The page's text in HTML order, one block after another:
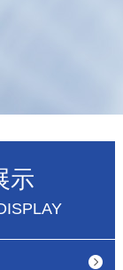
示